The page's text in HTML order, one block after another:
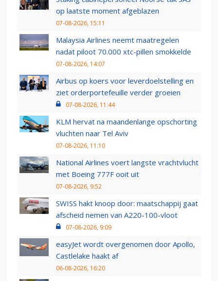
op laatste moment afgeblazen
07-08-2026, 15:11
Malaysia Airlines neemt maatregelen
nadat piloot 70.000 xtc-pillen smokkelde
07-08-2026, 14:07
Airbus op koers voor leverdoelstelling en
ziet orderportefeuille verder groeien
07-08-2026, 11:44
KLM hervat na maandenlange opschorting
vluchten naar Tel Aviv
07-08-2026, 11:10
National Airlines voert langste vrachtvlucht
met Boeing 777F ooit uit
07-08-2026, 9:52
SWISS hakt knoop door: maatschappij gaat
afscheid nemen van A220-100-vloot
07-08-2026, 9:09
easyJet wordt overgenomen door Apollo,
Castlelake haakt af
06-08-2026, 16:20